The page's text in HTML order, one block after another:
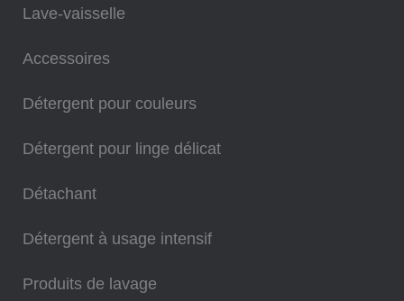
Lave-vaisselle
Accessoires
Détergent pour couleurs
Détergent pour linge délicat
Détachant
Détergent à usage intensif
Produits de lavage